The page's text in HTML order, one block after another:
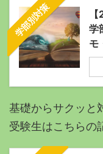
学部別対策
学
モ
基礎からサクッと
受験生はこちらの